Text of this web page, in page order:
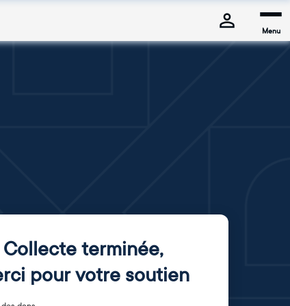
Menu
Collecte terminée,
pour votre soutien